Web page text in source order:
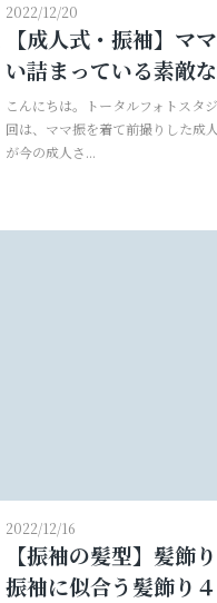
2022/12/20
【成人式・振袖】マ
い詰まっている素敵
こんにちは。トータルフォトス
回は、ママ振を着て前撮りした成
が今の成人さ...
2022/12/16
【振袖の髪型】髪飾
振袖に似合う髪飾り